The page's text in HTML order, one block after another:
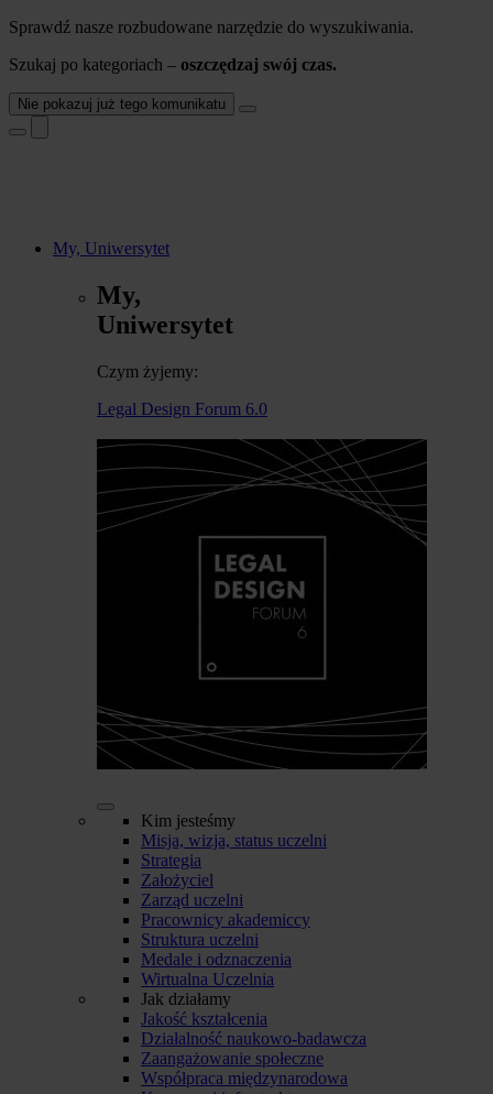
Sprawdź nasze rozbudowane narzędzie do wyszukiwania.
Szukaj po kategoriach – oszczędzaj swój czas.
Nie pokazuj już tego komunikatu
My, Uniwersytet
My,
Uniwersytet
Czym żyjemy:
Legal Design Forum 6.0
Kim jesteśmy
Misja, wizja, status uczelni
Strategia
Założyciel
Zarząd uczelni
Pracownicy akademiccy
Struktura uczelni
Medale i odznaczenia
Wirtualna Uczelnia
Jak działamy
Jakość kształcenia
Działalność naukowo-badawcza
Zaangażowanie społeczne
Współpraca międzynarodowa